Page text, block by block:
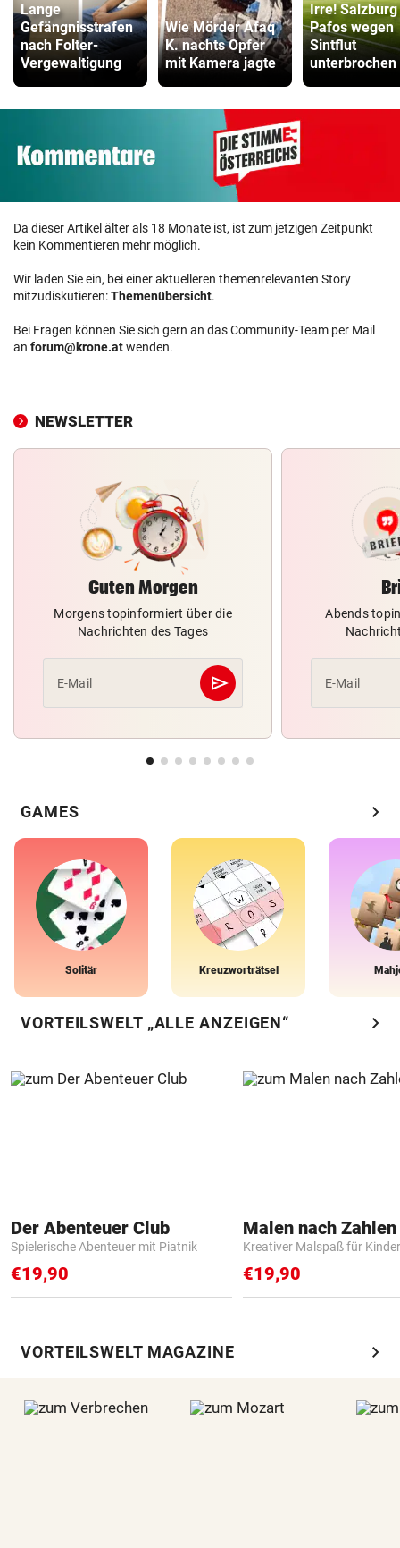
Lange
Gefängnisstrafen
nach Folter-
Vergewaltigung
Wie Mörder Afaq
K. nachts Opfer
mit Kamera jagte
Irre!
Pafos wegen
Sintflut
unterbrochen
Da dieser Artikel älter als 18 Monate ist, ist zum jetzigen Zeitpunkt
kein Kommentieren mehr möglich.
Wir laden Sie ein, bei einer aktuelleren themenrelevanten Story
mitzudiskutieren:Themenübersicht.
Bei Fragen können Sie sich gern an das Community-Team per Mail
an forum@krone.atwenden.
NEWSLETTER
Guten Morgen
Morgens topinformiert über die
Nachrichten des Tages
E-Mail send
Abschicken
Abends
E-Mail
GAMES chevron_right
Solitär Kreuzworträtsel
VORTEILSWELT „ALLE ANZEIGEN“ chevron_right
Der Abenteuer Club
Spielerische Abenteuer mit Piatnik
€19,90
Kreativer Malspaß für Kinder
€19,90
VORTEILSWELT MAGAZINE chevron_right